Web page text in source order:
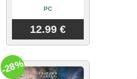
PC
12.99 €
-28%